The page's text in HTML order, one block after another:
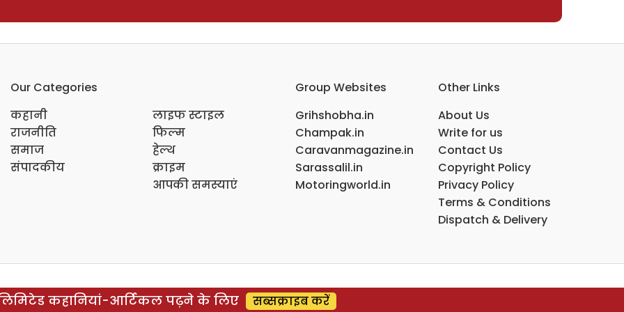
Our Categories
कहानी
राजनीति
समाज
संपादकीय
लाइफ स्टाइल
फिल्म
हेल्थ
क्राइम
आपकी समस्याएं
Group Websites
Grihshobha.in
Champak.in
Caravanmagazine.in
Sarassalil.in
Motoringworld.in
Other Links
About Us
Write for us
Contact Us
Copyright Policy
Privacy Policy
Terms & Conditions
Dispatch & Delivery
कहानियां-आर्टिकल पढ़ने के लिए सब्सक्राइब करें